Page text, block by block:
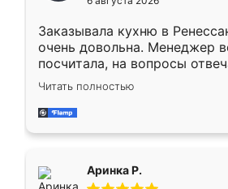
мебели буду заказывать
Заказывала кухню в
очень довольна. Менеджер
посчитала, на вопросы
Замерщик приехал в
делу со всей
за день, ребята работали
Читать полностью
Аринка Р.